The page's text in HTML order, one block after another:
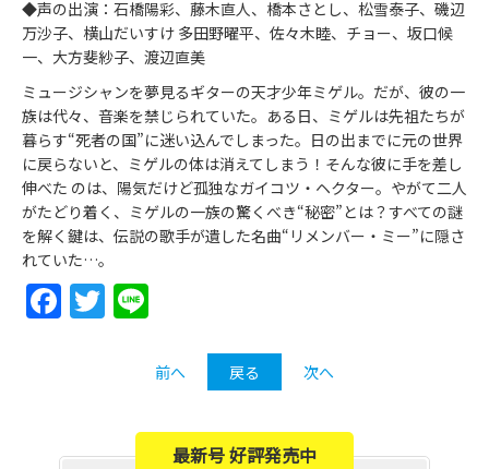
◆声の出演：石橋陽彩、藤木直人、橋本さとし、松雪泰子、磯辺
万沙子、横山だいすけ 多田野曜平、佐々木睦、チョー、坂口候
一、大方斐紗子、渡辺直美
ミュージシャンを夢見るギターの天才少年ミゲル。だが、彼の一
族は代々、音楽を禁じられていた。ある日、ミゲルは先祖たちが
暮らす“死者の国”に迷い込んでしまった。日の出までに元の世界
に戻らないと、ミゲルの体は消えてしまう！そんな彼に手を差し
伸べた のは、陽気だけど孤独なガイコツ・ヘクター。やがて二人
がたどり着く、ミゲルの一族の驚くべき“秘密”とは？すべての謎
を解く鍵は、伝説の歌手が遺した名曲“リメンバー・ミー”に隠さ
れていた…。
Facebook
Twitter
前へ 戻る 次へ
最新号 好評発売中